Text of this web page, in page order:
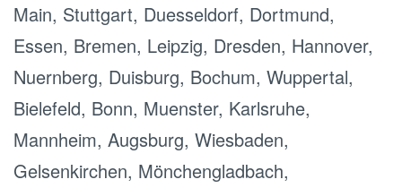
Main, Stuttgart, Duesseldorf, Dortmund,
Essen, Bremen, Leipzig, Dresden, Hannover,
Nuernberg, Duisburg, Bochum, Wuppertal,
Bielefeld, Bonn, Muenster, Karlsruhe,
Mannheim, Augsburg, Wiesbaden,
Gelsenkirchen, Mönchengladbach,